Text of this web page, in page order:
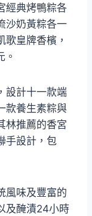
經典烤鴨粽各
沙奶黃粽各一
皇牌香檳，
設計十一款端
款養生素粽與
林推薦的香宮
手設計，包
風味及豐富的
及醃漬24小時